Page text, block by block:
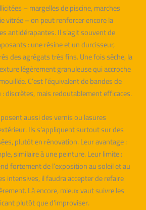
– margelles de piscine, marches
vitrée – on peut renforcer encore la
antidérapantes. Il s’agit souvent de
: une résine et un durcisseur,
des agrégats très fins. Une fois sèche, la
légèrement granuleuse qui accroche
C’est l’équivalent de bandes de
discrètes, mais redoutablement efficaces.
aussi des vernis ou lasures
Ils s’appliquent surtout sur des
plutôt en rénovation. Leur avantage :
similaire à une peinture. Leur limite :
fortement de l’exposition au soleil et au
intensives, il faudra accepter de refaire
Là encore, mieux vaut suivre les
plutôt que d’improviser.